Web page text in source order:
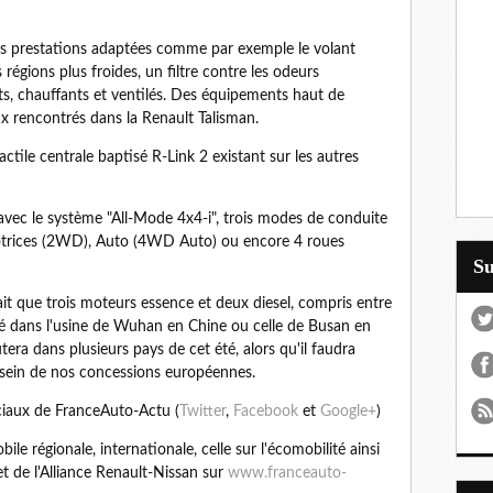
prestations adaptées comme par exemple le volant
plus froides, un filtre contre les odeurs
chauffants et ventilés. Des équipements haut de
rencontrés dans la Renault Talisman.
centrale baptisé R-Link 2 existant sur les autres
le système "All-Mode 4x4-i", trois modes de conduite
(2WD), Auto (4WD Auto) ou encore 4 roues
que trois moteurs essence et deux diesel, compris entre
l'usine de Wuhan en Chine ou celle de Busan en
dans plusieurs pays de cet été, alors qu'il faudra
de nos concessions européennes.
de FranceAuto-Actu ( Twitter, Facebook et Google+)
régionale, internationale, celle sur l'écomobilité ainsi
de l'Alliance Renault-Nissan sur www.franceauto-